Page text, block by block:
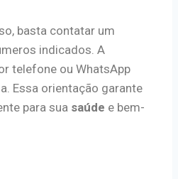
basta contatar um
indicados. A
telefone ou WhatsApp
Essa orientação garante
para sua saúde e bem-